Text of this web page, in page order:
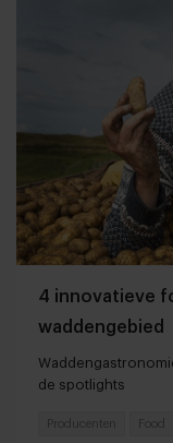
4 innovatieve
waddengebied
de spotlights
Producenten Food